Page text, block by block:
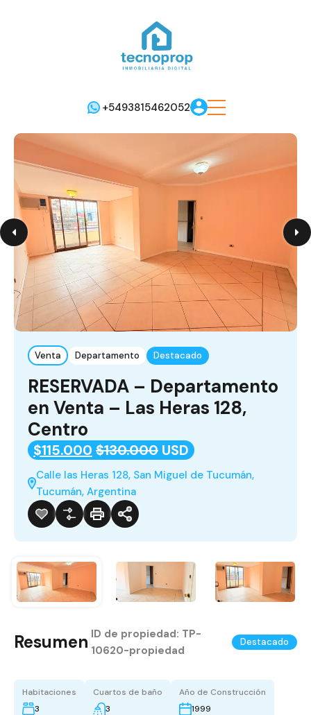
+5493815462052
Venta Departamento Destacado
RESERVADA – Departamento
en Venta – Las Heras 128,
Centro
$115.000 $130.000 USD
Calle las Heras 128, San Miguel de Tucumán,
Tucumán, Argentina
Resumen ID de propiedad: TP-
10620-propiedad
Destacado
Habitaciones
3
Cuartos de baño
3
Año de Construcción
1999